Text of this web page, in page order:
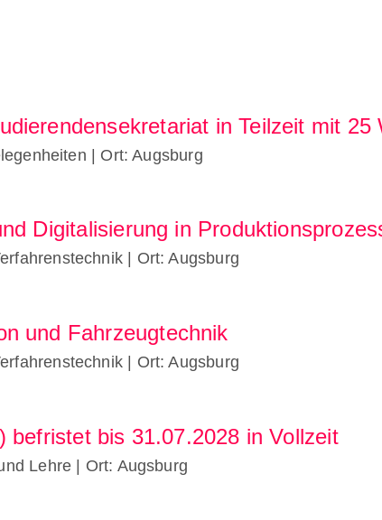
in Teilzeit mit 25
| Ort: Augsburg
Digitalisierung in
| Ort: Augsburg
und Fahrzeugtechnik
| Ort: Augsburg
befristet bis 31.07.2028 in Vollzeit
Lehre | Ort: Augsburg